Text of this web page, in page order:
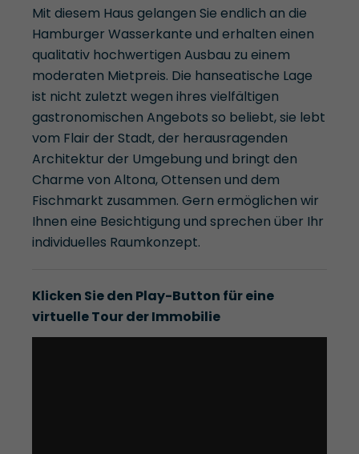
Mit diesem Haus gelangen Sie endlich an die
Hamburger Wasserkante und erhalten einen
qualitativ hochwertigen Ausbau zu einem
moderaten Mietpreis. Die hanseatische Lage
ist nicht zuletzt wegen ihres vielfältigen
gastronomischen Angebots so beliebt, sie lebt
vom Flair der Stadt, der herausragenden
Architektur der Umgebung und bringt den
Charme von Altona, Ottensen und dem
Fischmarkt zusammen. Gern ermöglichen wir
Ihnen eine Besichtigung und sprechen über Ihr
individuelles Raumkonzept.
Klicken Sie den Play-Button für eine
virtuelle Tour der Immobilie